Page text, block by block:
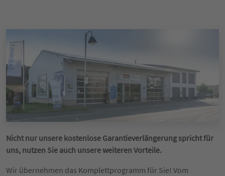
Nicht nur unsere kostenlose Garantieverlängerung spricht für
uns, nutzen Sie auch unsere weiteren Vorteile.
Wir übernehmen das Komplettprogramm für Sie! Vom